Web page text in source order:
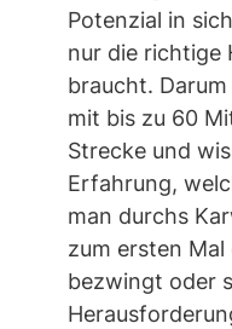
Potenzial in
nur die richtige
braucht.
mit bis zu 60
Strecke und
Erfahrung,
man durchs
zum ersten
bezwingt oder